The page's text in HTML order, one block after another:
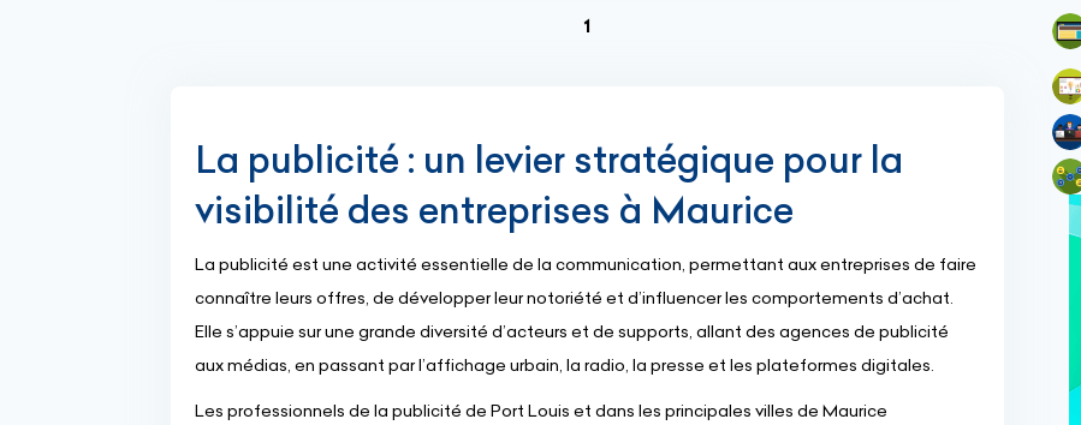
1(current)
La publicité : un levier stratégique pour la
visibilité des entreprises à Maurice
La publicité est une activité essentielle de la communication, permettant aux entreprises de faire
connaître leurs offres, de développer leur notoriété et d’influencer les comportements d’achat.
Elle s’appuie sur une grande diversité d’acteurs et de supports, allant des agences de publicité
aux médias, en passant par l’affichage urbain, la radio, la presse et les plateformes digitales.
Les professionnels de la publicité de Port Louis et dans les principales villes de Maurice